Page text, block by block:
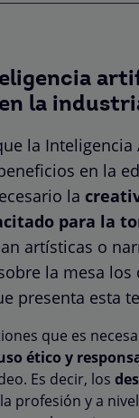
la
la Inteligencia
en la
la
para la
artísticas o
la mesa los
presenta esta
que es
ético y
Es decir, los
profesión y a